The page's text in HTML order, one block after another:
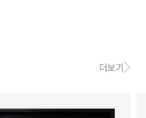
더보기